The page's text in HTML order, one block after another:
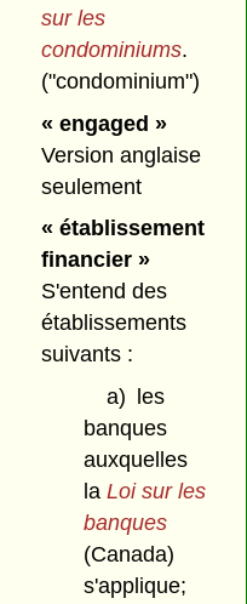
sur les
condominiums.
("condominium")
« engaged »
Version anglaise
seulement
« établissement
financier »
S'entend des
établissements
suivants :
a)
les
banques
auxquelles
la Loi sur les
banques
(Canada)
s'applique;